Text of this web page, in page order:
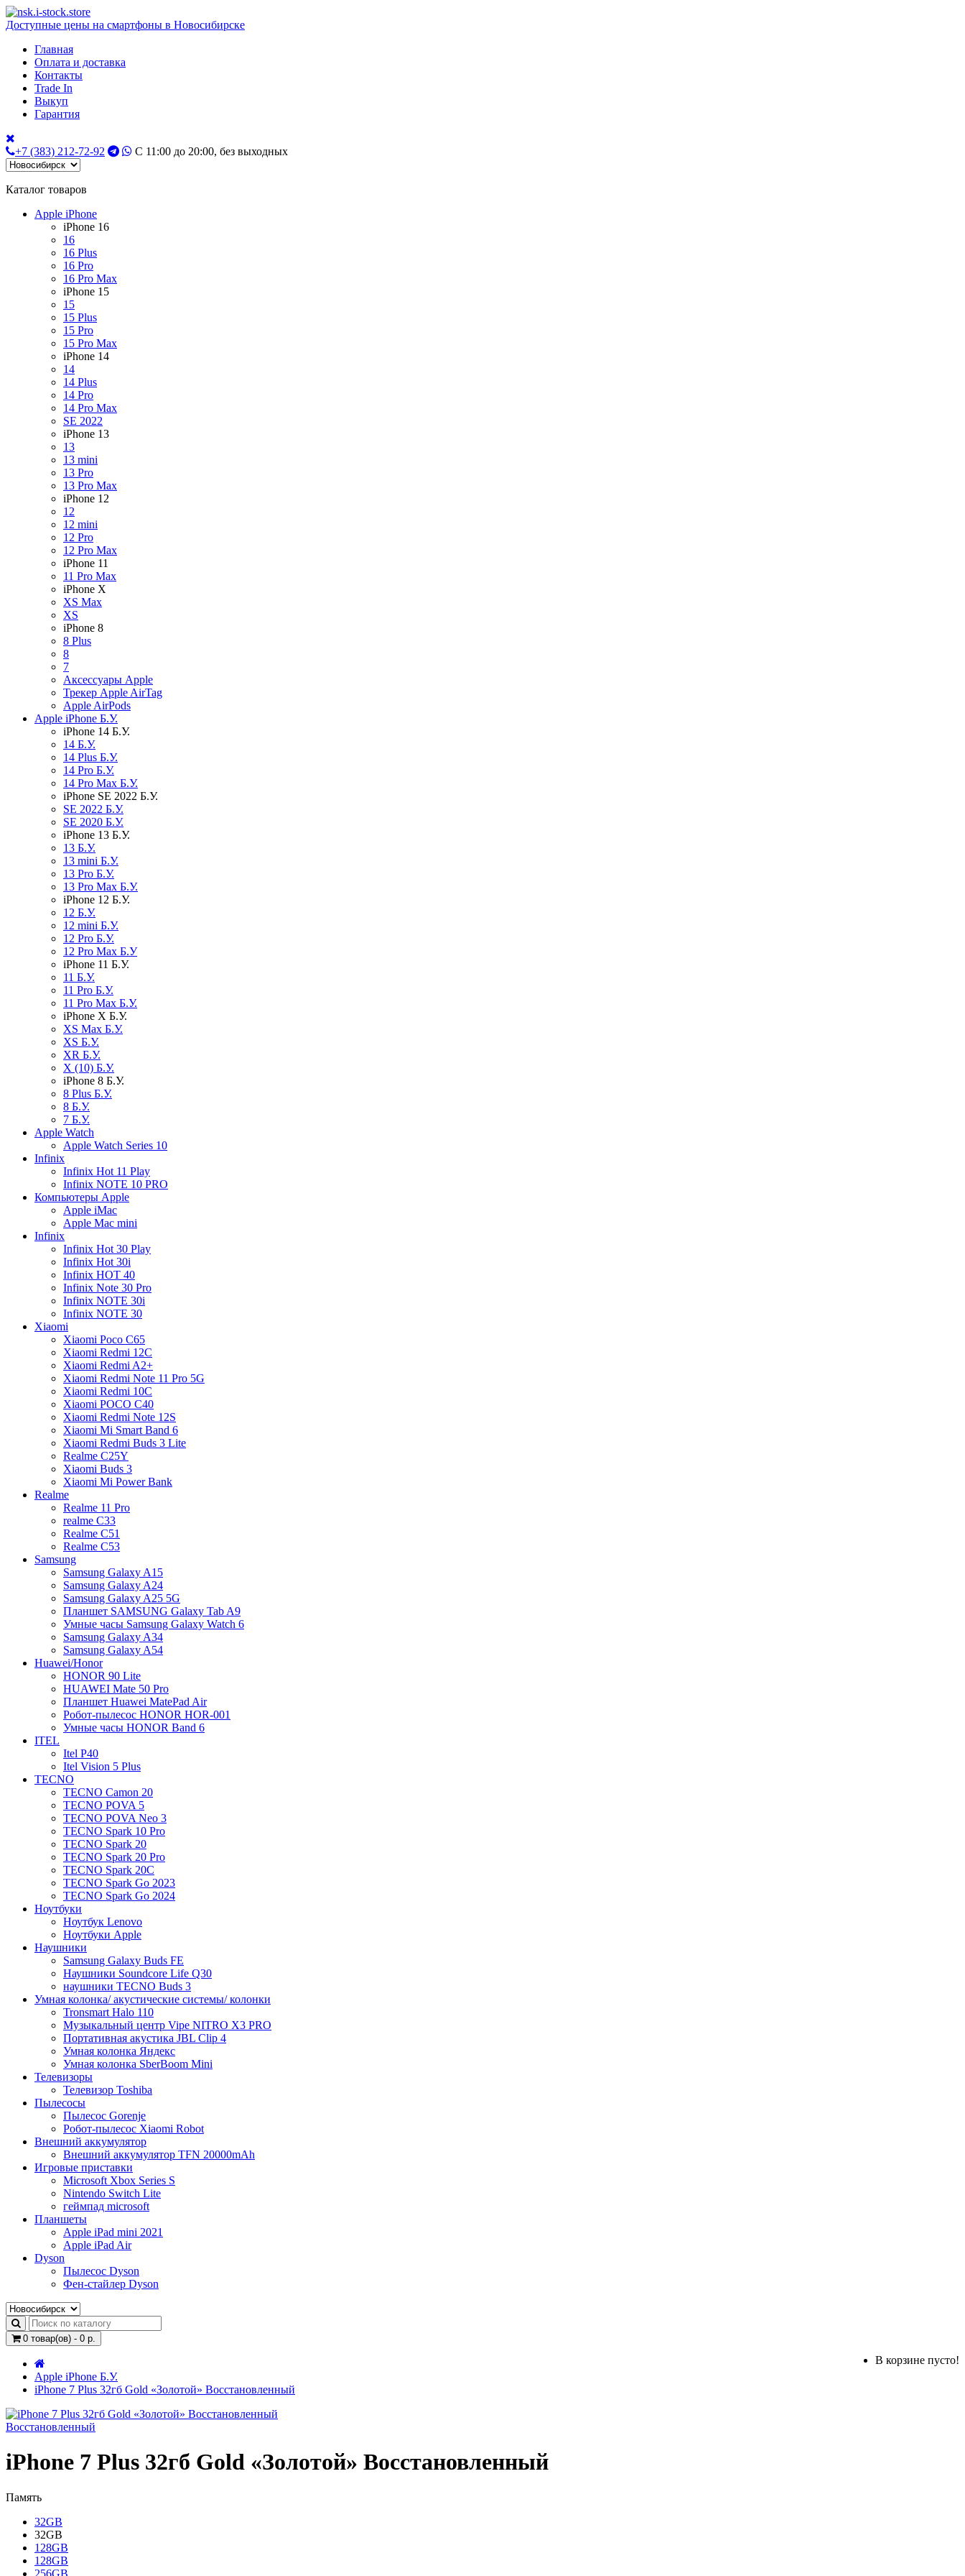
Доступные цены на смартфоны в Новосибирске
Главная
Оплата и доставка
Контакты
Trade In
Выкуп
Гарантия
+7 (383) 212-72-92 С 11:00 до 20:00, без выходных
Каталог товаров
Apple iPhone
iPhone 16
16
16 Plus
16 Pro
16 Pro Max
iPhone 15
15
15 Plus
15 Pro
15 Pro Max
iPhone 14
14
14 Plus
14 Pro
14 Pro Max
SE 2022
iPhone 13
13
13 mini
13 Pro
13 Pro Max
iPhone 12
12
12 mini
12 Pro
12 Pro Max
iPhone 11
11 Pro Max
iPhone X
XS Max
XS
iPhone 8
8 Plus
8
7
Аксессуары Apple
Трекер Apple AirTag
Apple AirPods
Apple iPhone Б.У.
iPhone 14 Б.У.
14 Б.У.
14 Plus Б.У.
14 Pro Б.У.
14 Pro Max Б.У.
iPhone SE 2022 Б.У.
SE 2022 Б.У.
SE 2020 Б.У.
iPhone 13 Б.У.
13 Б.У.
13 mini Б.У.
13 Pro Б.У.
13 Pro Max Б.У.
iPhone 12 Б.У.
12 Б.У.
12 mini Б.У.
12 Pro Б.У.
12 Pro Max Б.У
iPhone 11 Б.У.
11 Б.У.
11 Pro Б.У.
11 Pro Max Б.У.
iPhone X Б.У.
XS Max Б.У.
XS Б.У.
XR Б.У.
X (10) Б.У.
iPhone 8 Б.У.
8 Plus Б.У.
8 Б.У.
7 Б.У.
Apple Watch
Apple Watch Series 10
Infinix
Infinix Hot 11 Play
Infinix NOTE 10 PRO
Компьютеры Apple
Apple iMac
Apple Mac mini
Infinix
Infinix Hot 30 Play
Infinix Hot 30i
Infinix HOT 40
Infinix Note 30 Pro
Infinix NOTE 30i
Infinix NOTE 30
Xiaomi
Xiaomi Poco C65
Xiaomi Redmi 12C
Xiaomi Redmi A2+
Xiaomi Redmi Note 11 Pro 5G
Xiaomi Redmi 10C
Xiaomi POCO C40
Xiaomi Redmi Note 12S
Xiaomi Mi Smart Band 6
Xiaomi Redmi Buds 3 Lite
Realme C25Y
Xiaomi Buds 3
Xiaomi Mi Power Bank
Realme
Realme 11 Pro
realme C33
Realme C51
Realme C53
Samsung
Samsung Galaxy A15
Samsung Galaxy A24
Samsung Galaxy A25 5G
Планшет SAMSUNG Galaxy Tab A9
Умные часы Samsung Galaxy Watch 6
Samsung Galaxy A34
Samsung Galaxy A54
Huawei/Honor
HONOR 90 Lite
HUAWEI Mate 50 Pro
Планшет Huawei MatePad Air
Робот-пылесос HONOR HOR-001
Умные часы HONOR Band 6
ITEL
Itel P40
Itel Vision 5 Plus
TECNO
TECNO Camon 20
TECNO POVA 5
TECNO POVA Neo 3
TECNO Spark 10 Pro
TECNO Spark 20
TECNO Spark 20 Pro
TECNO Spark 20C
TECNO Spark Go 2023
TECNO Spark Go 2024
Ноутбуки
Ноутбук Lenovo
Ноутбуки Apple
Наушники
Samsung Galaxy Buds FE
Наушники Soundcore Life Q30
наушники TECNO Buds 3
Умная колонка/ акустические системы/ колонки
Tronsmart Halo 110
Музыкальный центр Vipe NITRO X3 PRO
Портативная акустика JBL Clip 4
Умная колонка Яндекс
Умная колонка SberBoom Mini
Телевизоры
Телевизор Toshiba
Пылесосы
Пылесос Gorenje
Робот-пылесос Xiaomi Robot
Внешний аккумулятор
Внешний аккумулятор TFN 20000mAh
Игровые приставки
Microsoft Xbox Series S
Nintendo Switch Lite
геймпад microsoft
Планшеты
Apple iPad mini 2021
Apple iPad Air
Dyson
Пылесос Dyson
Фен-стайлер Dyson
0 товар(ов) - 0 р.
В корзине пусто!
Apple iPhone Б.У.
iPhone 7 Plus 32гб Gold «Золотой» Восстановленный
Восстановленный
iPhone 7 Plus 32гб Gold «Золотой» Восстановленный
Память
32GB
32GB
128GB
128GB
256GB